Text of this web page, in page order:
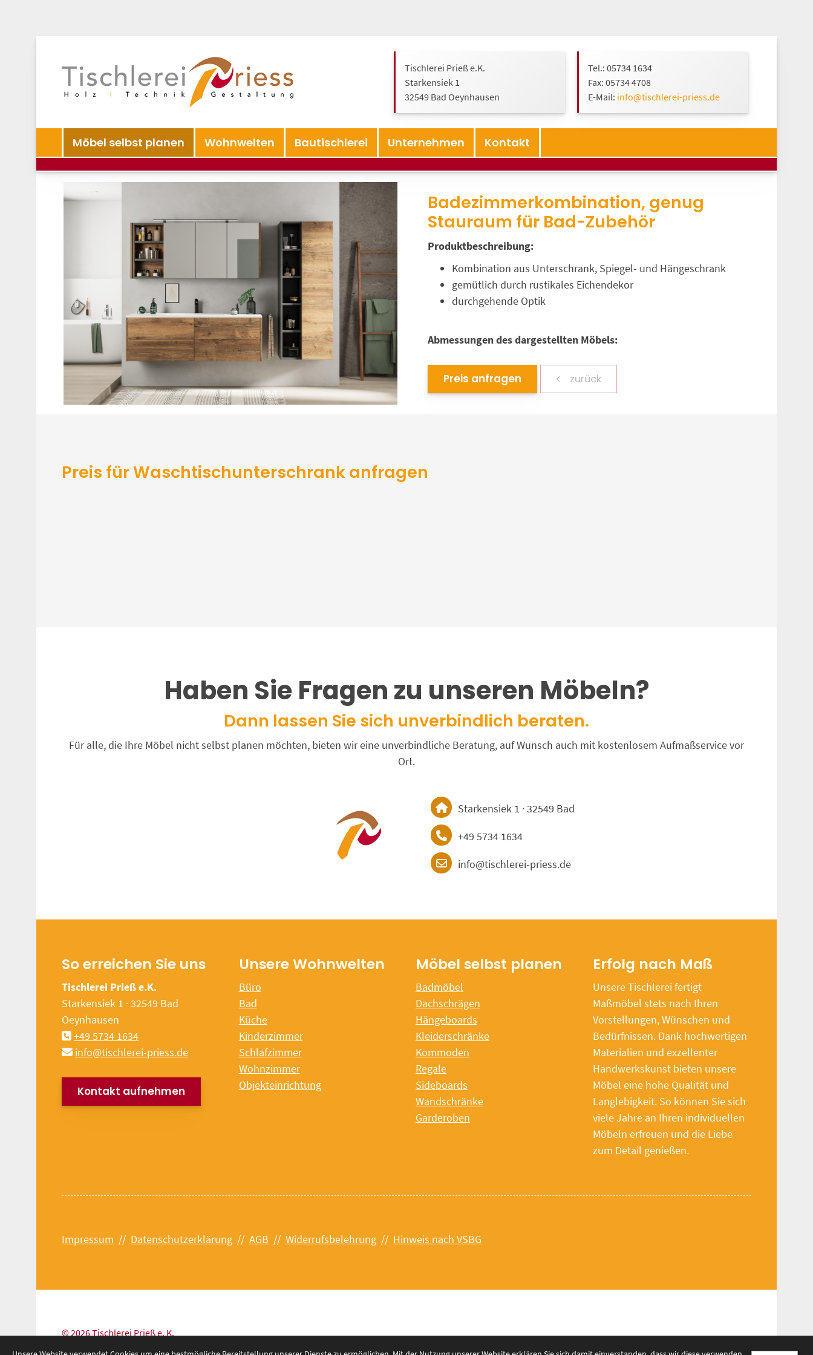
Tischlerei Prieß e.K.
Starkensiek 1
32549 Bad Oeynhausen
Tel.: 05734 1634
Fax: 05734 4708
E-Mail: info@tischlerei-priess.de
Möbel selbst planen Wohnwelten Bautischlerei Unternehmen Kontakt
Badezimmerkombination, genug
Stauraum für Bad-Zubehör
Produktbeschreibung:
Kombination aus Unterschrank, Spiegel- und Hängeschrank
gemütlich durch rustikales Eichendekor
durchgehende Optik
Abmessungen des dargestellten Möbels:
Preis anfragen zurück
Preis für Waschtischunterschrank anfragen
Haben Sie Fragen zu unseren Möbeln?
Dann lassen Sie sich unverbindlich beraten.
Für alle, die Ihre Möbel nicht selbst planen möchten, bieten wir eine unverbindliche Beratung, auf Wunsch auch mit kostenlosem Aufmaßservice vor
Ort.
Starkensiek 1 · 32549 Bad
+49 5734 1634
info@tischlerei-priess.de
So erreichen Sie uns
Tischlerei Prieß e.K.
Starkensiek 1 · 32549 Bad
Oeynhausen
+49 5734 1634
info@tischlerei-priess.de
Kontakt aufnehmen
Unsere Wohnwelten
Büro
Bad
Küche
Kinderzimmer
Schlafzimmer
Wohnzimmer
Objekteinrichtung
Möbel selbst planen
Badmöbel
Dachschrägen
Hängeboards
Kleiderschränke
Kommoden
Regale
Sideboards
Wandschränke
Garderoben
Erfolg nach Maß
Unsere Tischlerei fertigt
Maßmöbel stets nach Ihren
Vorstellungen, Wünschen und
Bedürfnissen. Dank hochwertigen
Materialien und exzellenter
Handwerkskunst bieten unsere
Möbel eine hohe Qualität und
Langlebigkeit. So können Sie sich
viele Jahre an Ihren individuellen
Möbeln erfreuen und die Liebe
zum Detail genießen.
Impressum // Datenschutzerklärung // AGB // Widerrufsbelehrung // Hinweis nach VSBG
© 2026 Tischlerei Prieß e. K.